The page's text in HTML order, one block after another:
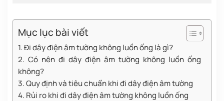
Mục lục bài viết
1. Đi dây điện âm tường không luồn ống là gì?
2. Có nên đi dây điện âm tường không luồn ống
không?
3. Quy định và tiêu chuẩn khi đi dây điện âm tường
4. Rủi ro khi đi dây điện âm tường không luồn ống